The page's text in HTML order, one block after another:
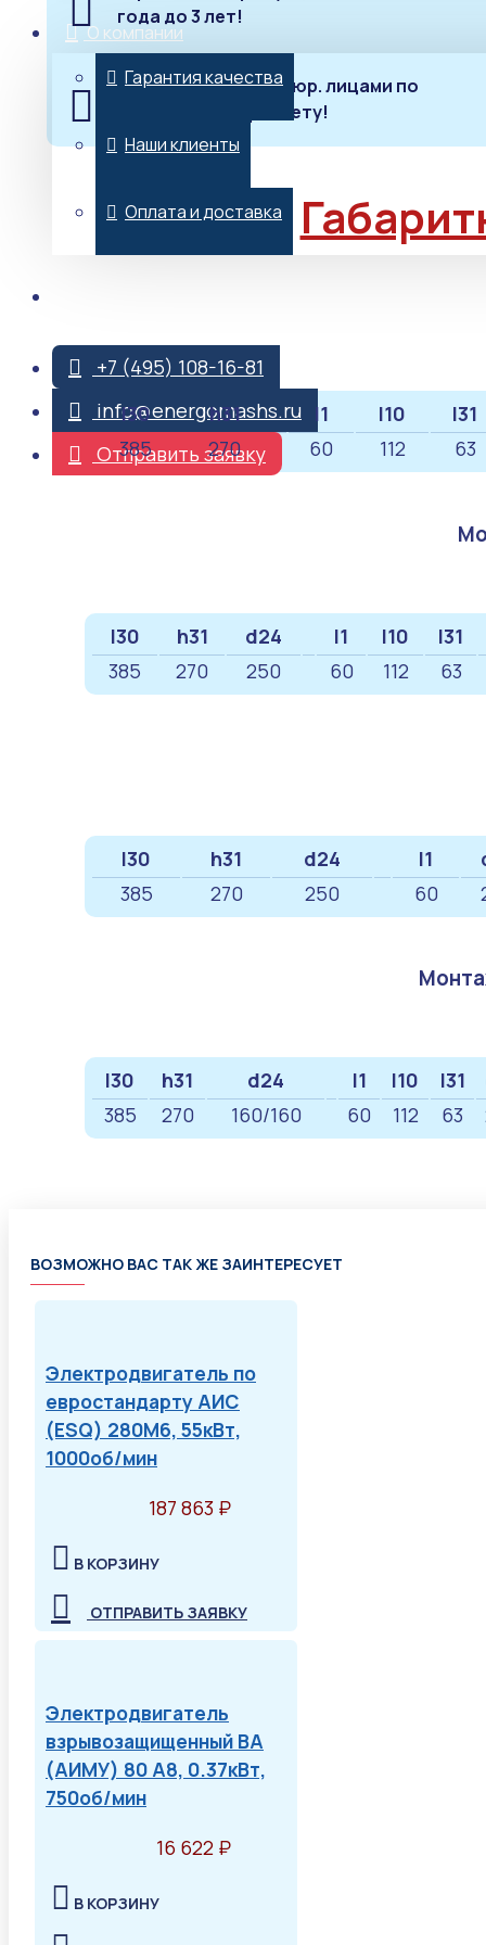
О компании
Гарантия качества
Наши клиенты
Оплата и доставка
+7 (495) 108-16-81
info@energomashs.ru
Отправить заявку
года до 3 лет!
Работаем только с юр. лицами по
безналичному расчету!
l30 h31 l1 l10 l31
385
270 60 112 63
l30 h31 d24 l1 l10 l31
385
270 250 60 112 63
l30 h31 d24 l1
385
270 250 60
l30 h31 d24 l1 l10 l31
385
270 160/160 60 112 63
ВОЗМОЖНО ВАС ТАК ЖЕ ЗАИНТЕРЕСУЕТ
Электродвигатель по
евростандарту АИС
(ESQ) 280M6, 55кВт,
1000об/мин
187 863 ₽
В КОРЗИНУ
ОТПРАВИТЬ ЗАЯВКУ
Электродвигатель
взрывозащищенный ВА
(АИМУ) 80 А8, 0.37кВт,
750об/мин
16 622 ₽
В КОРЗИНУ